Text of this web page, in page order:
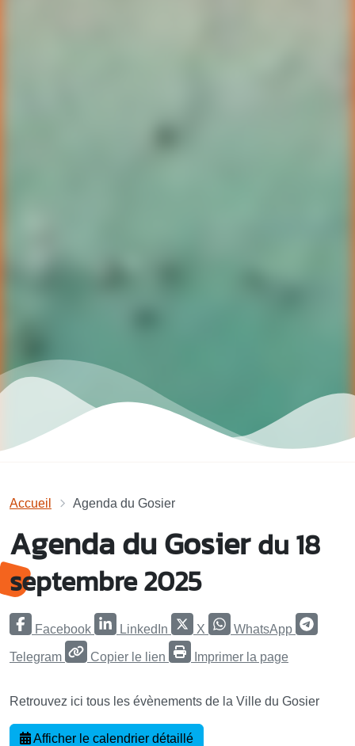
Accueil Agenda du Gosier
Agenda du Gosierdu 18
septembre 2025
Facebook LinkedIn X WhatsApp
Telegram Copier le lien Imprimer la page
Retrouvez ici tous les évènements de la Ville du Gosier
Afficher le calendrier détaillé